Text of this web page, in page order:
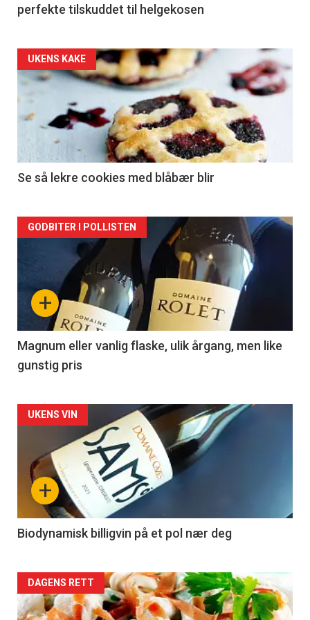
perfekte tilskuddet til helgekosen
Forsiden
akkurat
nå
2
UKENS KAKE
Se så lekre cookies med blåbær blir
Forsiden
akkurat
nå
3
+
GODBITER I POLLISTEN
Magnum eller vanlig flaske, ulik årgang, men like
gunstig pris
Forsiden
akkurat
nå
4
+
UKENS VIN
Biodynamisk billigvin på et pol nær deg
Forsiden
DAGENS RETT